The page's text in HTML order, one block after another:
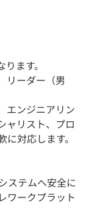
ます。
リーダー（男
エンジニアリン
ャリスト、プロ
対応します。
ステムへ安全に
ワークプラット